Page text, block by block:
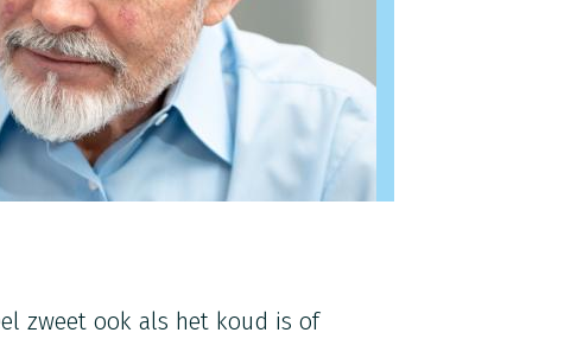
zweet ook als het koud is of